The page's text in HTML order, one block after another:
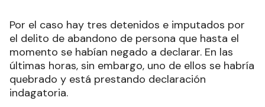
Por el caso hay tres detenidos e imputados por
el delito de abandono de persona que hasta el
momento se habían negado a declarar. En las
últimas horas, sin embargo, uno de ellos se habría
quebrado y está prestando declaración
indagatoria.